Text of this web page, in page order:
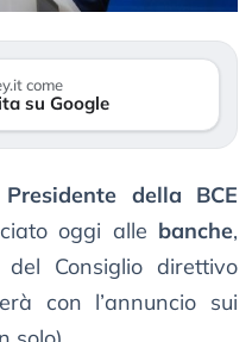
come
su Google
della BCE
oggi alle banche,
Consiglio direttivo
con l’annuncio sui